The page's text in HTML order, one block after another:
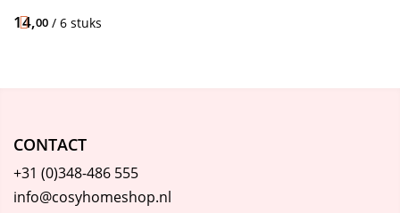
14,00 / 6 stuks
CONTACT
+31 (0)348-486 555
info@cosyhomeshop.nl